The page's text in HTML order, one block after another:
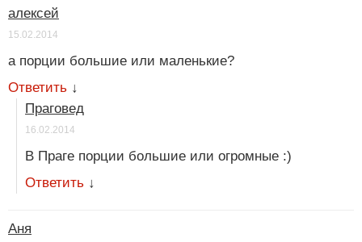
алексей
15.02.2014
а порции большие или маленькие?
Ответить ↓
Праговед
16.02.2014
В Праге порции большие или огромные :)
Ответить ↓
Аня